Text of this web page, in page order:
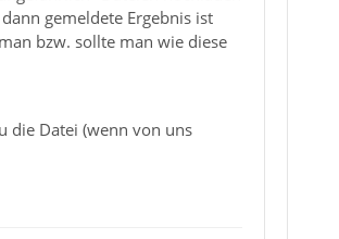
gemeldete Ergebnis ist
bzw. sollte man wie diese
die Datei (wenn von uns